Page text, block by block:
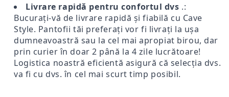
Livrare rapidă pentru confortul dvs .:
Bucurați-vă de livrare rapidă și fiabilă cu Cave
Style. Pantofii tăi preferați vor fi livrați la ușa
dumneavoastră sau la cel mai apropiat birou, dar
prin curier în doar 2 până la 4 zile lucrătoare!
Logistica noastră eficientă asigură că selecția dvs.
va fi cu dvs. în cel mai scurt timp posibil.